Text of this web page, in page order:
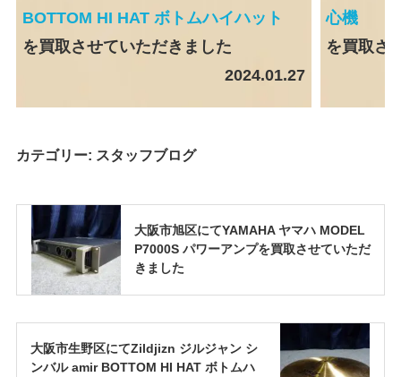
BOTTOM HI HAT ボトムハイハット
を買取させていただきました
2024.01.27
心機
を買取さ
カテゴリー: スタッフブログ
大阪市旭区にてYAMAHA ヤマハ MODEL
P7000S パワーアンプを買取させていただ
きました
大阪市生野区にてZildjizn ジルジャン シ
ンバル amir BOTTOM HI HAT ボトムハ